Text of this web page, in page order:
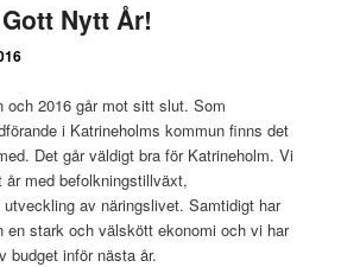
Nytt År!
och 2016 går mot sitt slut. Som
i Katrineholms kommun finns det
Det går väldigt bra för Katrineholm. Vi
med befolkningstillväxt,
av näringslivet. Samtidigt har
en stark och välskött ekonomi och vi har
budget inför nästa år.